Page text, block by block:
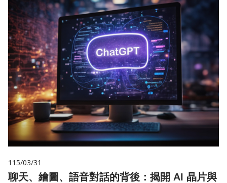
115/03/31
聊天、繪圖、語音對話的背後：揭開 AI 晶片與